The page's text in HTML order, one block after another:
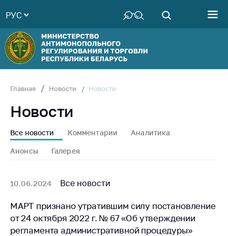
Руководство
Структура
Министерства
Территориальные
Законодательство
Антикоррупционная
деятельность
совет
Соискателям
Награждения
РУС
Главная Новости Новости
Новости
Все новости Комментарии Аналитика
Анонсы Галерея
10.06.2024 Все новости
МАРТ признано утратившим силу постановление
от 24 октября 2022 г. № 67 «Об утверждении
регламента административной процедуры»